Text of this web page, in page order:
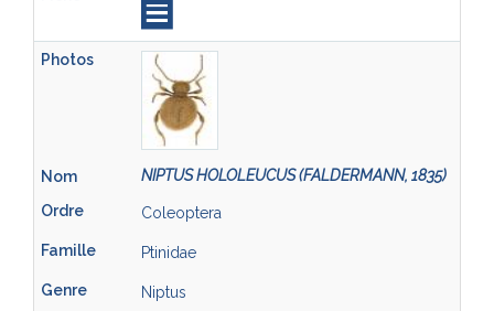
NIPTUS HOLOLEUCUS (FALDERMANN, 1835)
Coleoptera
Ptinidae
Niptus